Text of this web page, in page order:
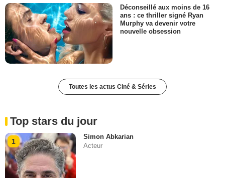
Déconseillé aux moins de 16
ans : ce thriller signé Ryan
Murphy va devenir votre
nouvelle obsession
Toutes les actus Ciné & Séries
Top stars du jour
1
Simon Abkarian
Acteur